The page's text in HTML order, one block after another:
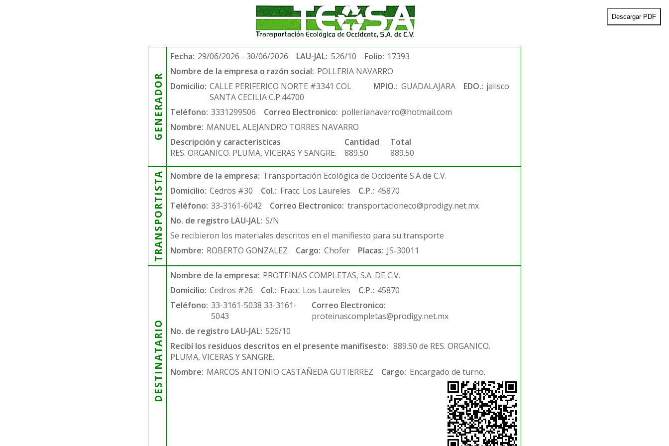
Descargar PDF
GENERADOR
Fecha: 29/06/2026 - 30/06/2026 LAU-JAL: 526/10 Folio: 17393
Nombre de la empresa o razón social: POLLERIA NAVARRO
Domicilio: CALLE PERIFERICO NORTE #3341 COL
SANTA CECILIA C.P.44700
MPIO.: GUADALAJARA EDO.: jalisco
Teléfono: 3331299506 Correo Electronico: pollerianavarro@hotmail.com
Nombre: MANUEL ALEJANDRO TORRES NAVARRO
Descripción y características
RES. ORGANICO. PLUMA, VICERAS Y SANGRE.
Cantidad
889.50
Total
889.50
TRANSPORTISTA Nombre de la empresa: Transportación Ecológica de Occidente S.A de C.V.
Domicilio: Cedros #30 Col.: Fracc. Los Laureles C.P.: 45870
Teléfono: 33-3161-6042 Correo Electronico: transportacioneco@prodigy.net.mx
No. de registro LAU-JAL: S/N
Se recibieron los materiales descritos en el manifiesto para su transporte
Nombre: ROBERTO GONZALEZ Cargo: Chofer Placas: JS-30011
DESTINATARIO
Nombre de la empresa: PROTEINAS COMPLETAS, S.A. DE C.V.
Domicilio: Cedros #26 Col.: Fracc. Los Laureles C.P.: 45870
Teléfono: 33-3161-5038 33-3161-
5043
Correo Electronico:
proteinascompletas@prodigy.net.mx
No. de registro LAU-JAL: 526/10
Recibí los residuos descritos en el presente manifisesto: 889.50 de RES. ORGANICO.
PLUMA, VICERAS Y SANGRE.
Nombre: MARCOS ANTONIO CASTAÑEDA GUTIERREZ Cargo: Encargado de turno.